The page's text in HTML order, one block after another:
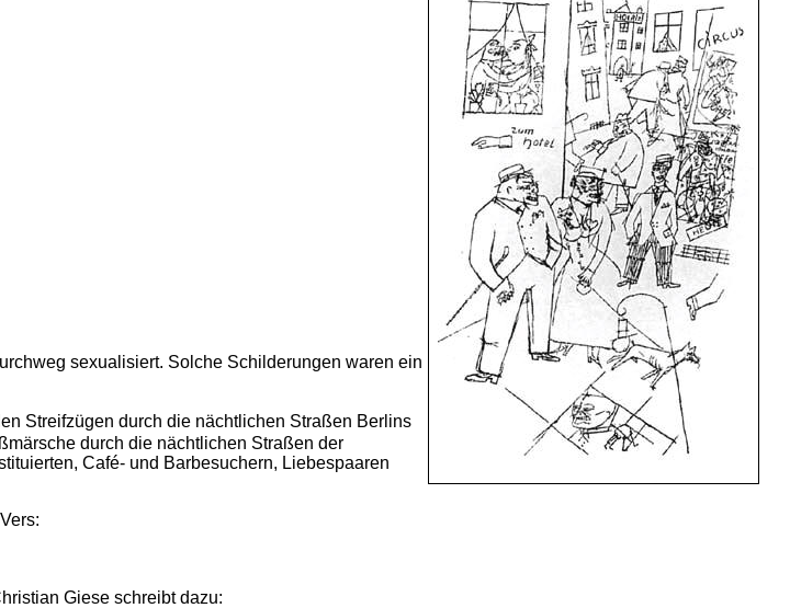
sexualisiert. Solche Schilderungen waren ein
Streifzügen durch die nächtlichen Straßen Berlins
durch die nächtlichen Straßen der
Café- und Barbesuchern, Liebespaaren
Giese schreibt dazu: